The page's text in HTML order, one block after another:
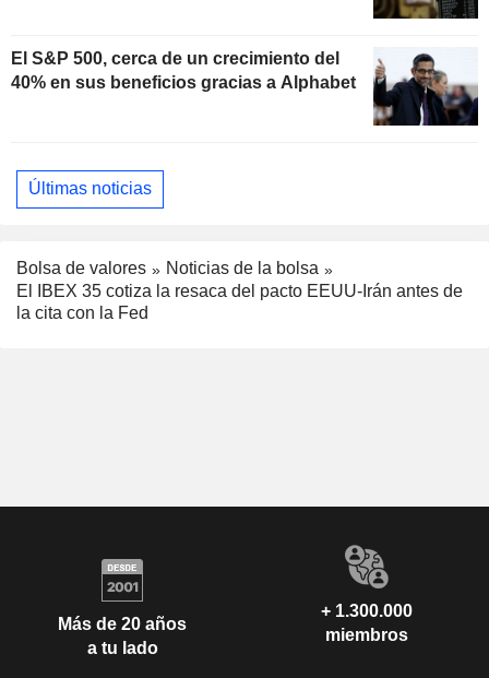
El S&P 500, cerca de un crecimiento del
40% en sus beneficios gracias a Alphabet
Últimas noticias
Bolsa de valores
Noticias de la bolsa
El IBEX 35 cotiza la resaca del pacto EEUU-Irán antes de
la cita con la Fed
Más de 20 años
a tu lado
+ 1.300.000
miembros